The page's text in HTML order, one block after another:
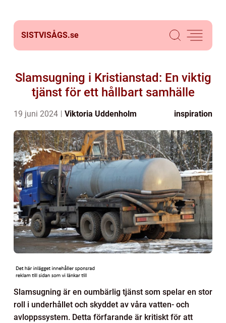
SISTVISÅGS.se
Slamsugning i Kristianstad: En viktig
tjänst för ett hållbart samhälle
19 juni 2024 Viktoria Uddenholm inspiration
Slamsugning är en oumbärlig tjänst som spelar en stor
roll i underhållet och skyddet av våra vatten- och
avloppssystem. Detta förfarande är kritiskt för att